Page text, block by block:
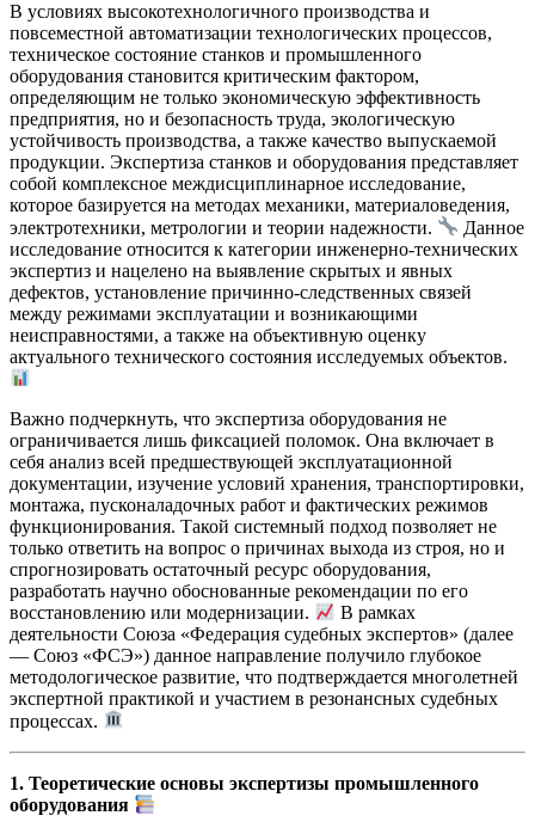
В условиях высокотехнологичного производства и
повсеместной автоматизации технологических процессов,
техническое состояние станков и промышленного
оборудования становится критическим фактором,
определяющим не только экономическую эффективность
предприятия, но и безопасность труда, экологическую
устойчивость производства, а также качество выпускаемой
продукции. Экспертиза станков и оборудования представляет
собой комплексное междисциплинарное исследование,
которое базируется на методах механики, материаловедения,
электротехники, метрологии и теории надежности.
Данное
исследование относится к категории инженерно-технических
экспертиз и нацелено на выявление скрытых и явных
дефектов, установление причинно-следственных связей
между режимами эксплуатации и возникающими
неисправностями, а также на объективную оценку
актуального технического состояния исследуемых объектов.
Важно подчеркнуть, что экспертиза оборудования не
ограничивается лишь фиксацией поломок. Она включает в
себя анализ всей предшествующей эксплуатационной
документации, изучение условий хранения, транспортировки,
монтажа, пусконаладочных работ и фактических режимов
функционирования. Такой системный подход позволяет не
только ответить на вопрос о причинах выхода из строя, но и
спрогнозировать остаточный ресурс оборудования,
разработать научно обоснованные рекомендации по его
восстановлению или модернизации.
В рамках
деятельности Союза «Федерация судебных экспертов» (далее
— Союз «ФСЭ») данное направление получило глубокое
методологическое развитие, что подтверждается многолетней
экспертной практикой и участием в резонансных судебных
процессах.
1. Теоретические основы экспертизы промышленного
оборудования